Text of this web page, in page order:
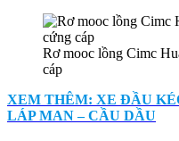
Rơ mooc lồng Cimc
cáp
XEM THÊM: XE ĐẦU
LÁP MAN – CẦU DẦU